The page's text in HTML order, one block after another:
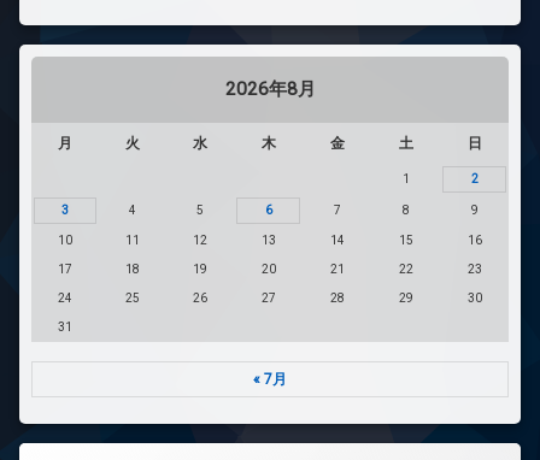
2026年8月
月 火 水 木 金 土 日
1 2
3 4 5 6 7 8 9
10 11 12 13 14 15 16
17 18 19 20 21 22 23
24 25 26 27 28 29 30
31
« 7月